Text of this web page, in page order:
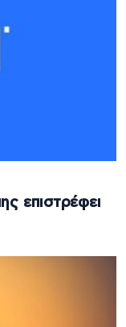
επιστρέφει